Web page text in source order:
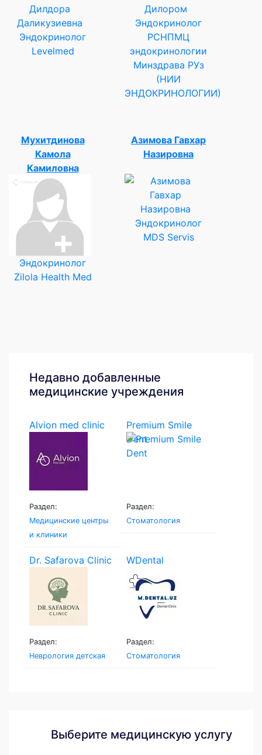
Эндокринолог
Levelmed
Эндокринолог
РСНПМЦ
эндокринологии
Минздрава РУз
(НИИ
ЭНДОКРИНОЛОГИИ)
Мухитдинова
Камола
Камиловна
Эндокринолог
Zilola Health Med
Азимова Гавхар
Назировна
Эндокринолог
MDS Servis
Недавно добавленные
медицинские учреждения
Alvion med clinic
Раздел:
Медицинские центры
и клиники
Premium Smile
Dent
Раздел:
Стоматология
Dr. Safarova Clinic
Раздел:
Неврология детская
WDental
Раздел:
Стоматология
Выберите медицинскую услугу